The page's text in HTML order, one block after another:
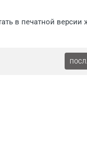
в печатной версии